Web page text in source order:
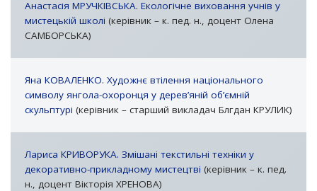
Анастасія МРУЧКІВСЬКА. Екологічне виховання учнів у
мистецькій школі (керівник – к. пед. н., доцент Олена
САМБОРСЬКА)
Яна КОВАЛЕНКО. Художнє втілення національного
символу янгола-охоронця у дерев’яній об’ємній
скульптурі (керівник – старший викладач Блгдан КРУЛИК)
Лариса КРИВОРУКА. Змішані текстильні техніки у
декоративно-прикладному мистецтві (керівник – к. пед.
н., доцент Вікторія ХРЕНОВА)